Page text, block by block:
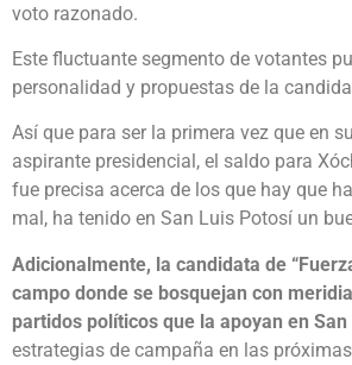
voto razonado.
Este fluctuante segmento de votantes
personalidad y propuestas de la
Así que para ser la primera vez que en
aspirante presidencial, el saldo para
fue precisa acerca de los que hay que
mal, ha tenido en San Luis Potosí un
Adicionalmente, la candidata de
campo donde se bosquejan con
partidos políticos que la apoyan en
estrategias de campaña en las